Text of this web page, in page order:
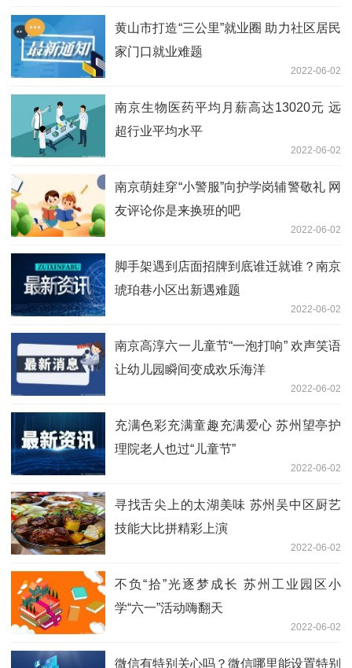
黄山市打造“三公里”就业圈 助力社区居民
家门口就业难题
2022-06-02
南京生物医药平均月薪高达13020元 远
超行业平均水平
2022-06-02
南京萌娃穿“小警服”向护学岗辅警敬礼 网
友评论你是来换班的吧
2022-06-02
脚手架遇到店面招牌到底谁迁就谁？南京
琥珀巷小区出新遇难题
2022-06-02
南京高淳六一儿童节“一泡打响” 欢声笑语
让幼儿园瞬间变成欢乐海洋
2022-06-02
充满色彩充满童趣充满爱心 苏州望亭护
理院老人也过“儿童节”
2022-06-02
寻找舌尖上的太湖美味 苏州吴中区厨艺
技能大比拼精彩上演
2022-06-02
不负“拾”光逐梦成长 苏州工业园区小
学“六一”活动嗨翻天
2022-06-02
微信有特别关心吗？微信哪里能设置特别